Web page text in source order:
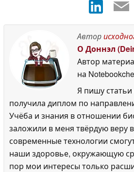
Автор
О Доннэл
Автор
на
Я пишу статьи
получила диплом по
Учёба и знания в отношении
заложили в меня твёрдую веру
современные технологии
наши здоровье, окружающую
пор мои интересы только